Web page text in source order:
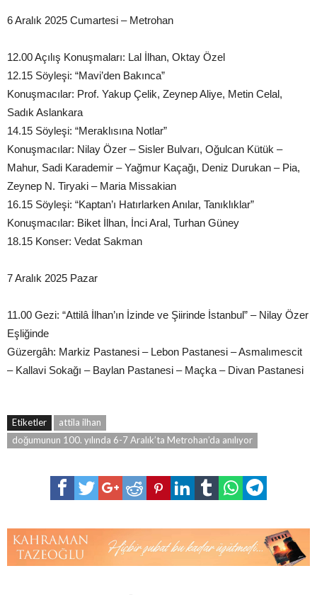
6 Aralık 2025 Cumartesi – Metrohan
12.00 Açılış Konuşmaları: Lal İlhan, Oktay Özel
12.15 Söyleşi: “Mavi’den Bakınca”
Konuşmacılar: Prof. Yakup Çelik, Zeynep Aliye, Metin Celal,
Sadık Aslankara
14.15 Söyleşi: “Meraklısına Notlar”
Konuşmacılar: Nilay Özer – Sisler Bulvarı, Oğulcan Kütük –
Mahur, Sadi Karademir – Yağmur Kaçağı, Deniz Durukan – Pia,
Zeynep N. Tiryaki – Maria Missakian
16.15 Söyleşi: “Kaptan’ı Hatırlarken Anılar, Tanıklıklar”
Konuşmacılar: Biket İlhan, İnci Aral, Turhan Güney
18.15 Konser: Vedat Sakman
7 Aralık 2025 Pazar
11.00 Gezi: “Attilâ İlhan’ın İzinde ve Şiirinde İstanbul” – Nilay Özer
Eşliğinde
Güzergâh: Markiz Pastanesi – Lebon Pastanesi – Asmalımescit
– Kallavi Sokağı – Baylan Pastanesi – Maçka – Divan Pastanesi
Etiketler
attila ilhan
doğumunun 100. yılında 6-7 Aralık’ta Metrohan’da anılıyor